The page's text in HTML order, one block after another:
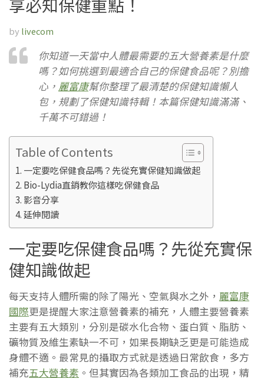
bylivecom
你知道一天當中人體最需要的五大營養素是什麼
嗎？如何挑選到最適合自己的保健食品呢？別擔
心， 麗富康幫你整理了最清楚的保健知識懶人
包，規劃了保健知識特輯！本篇保健知識滿滿、
千萬不可錯過！
Table of Contents
一定要吃保健食品嗎？先從充實保健知識做起
Bio-Lydia直銷教你這樣吃保健食品
影音分享
延伸閱讀
一定要吃保健食品嗎？先從充實保
健知識做起
每天支持人體所需的除了陽光、空氣與水之外， 麗富康
國際更是提醒大家注意營養素的補充，人體主要營養素
主要有五大類別，分別是碳水化合物、蛋白質、脂肪、
礦物質及維生素缺一不可，如果長期缺乏更是可能造成
身體不適。最常見的攝取方式就是透過日常飲食，多方
補充五大營養素 。但其實因為各類加工食品的出現，精